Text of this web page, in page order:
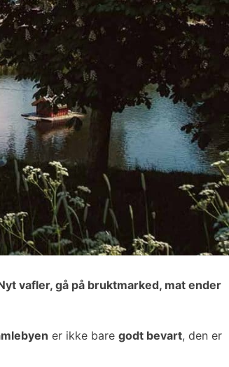
vafler, gå på bruktmarked, mat ender
er ikke bare godt bevart, den er